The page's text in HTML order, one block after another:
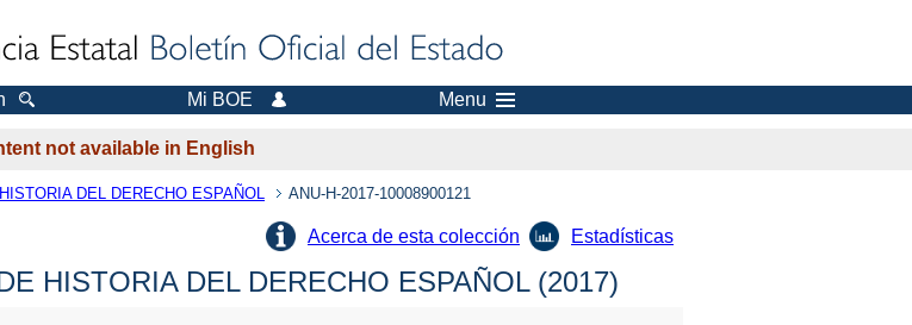
Mi BOE Menu
not available in English
DEL DERECHO ESPAÑOL ANU-H-2017-10008900121
Acerca de esta colección Estadísticas
HISTORIA DEL DERECHO ESPAÑOL (2017)